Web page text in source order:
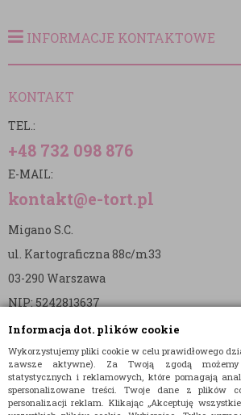
Informacja dot. plików cookie
Wykorzystujemy pliki cookie w celu prawidłowego
zawsze aktywne). Za Twoją zgodą
statystycznych i reklamowych, które pomagają
spersonalizowane treści. Twoje dane z plików
personalizacji reklam. Klikając „Akceptuję
INFORMACJE KONTAKTOWE
KONTAKT
TEL.:
+48 732 098 876
E-MAIL:
kontakt@e-tort.pl
Migano S.C.
ul. Kartograficzna 88c/m33
03-290 Warszawa
NIP: 5242813637
REGON: 365874905
Nr konta (mBank):
36 1140 2004 0000 3902 8144 2737